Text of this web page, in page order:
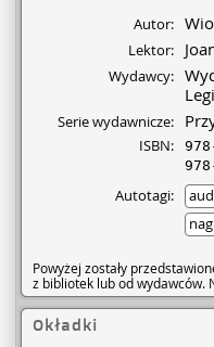
Autor:
Lektor:
Wydawcy:
Serie wydawnicze:
ISBN:
Autotagi:
Powyżej zostały
z bibliotek lub od wydawców.
Okładki